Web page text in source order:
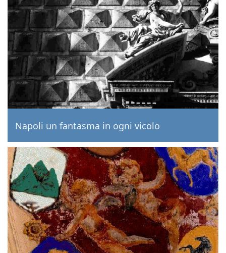
Napoli un fantasma in ogni vicolo